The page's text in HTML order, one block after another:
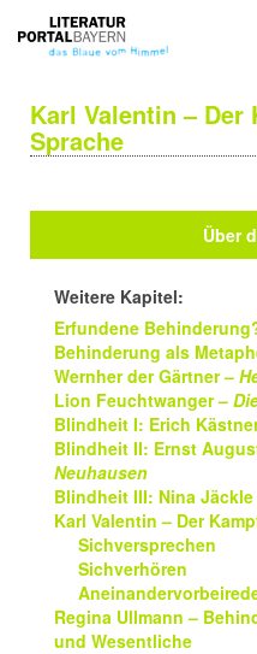
Karl Valentin –
Sprache
Über
Weitere Kapitel:
Erfundene
Behinderung als
Wernher der Gärtner –
Lion Feuchtwanger –
Blindheit I: Erich
Blindheit II: Ernst
Neuhausen
Blindheit III: Nina Jäckle
Karl Valentin – Der
Sichversprechen
Sichverhören
Regina Ullmann –
und Wesentliche